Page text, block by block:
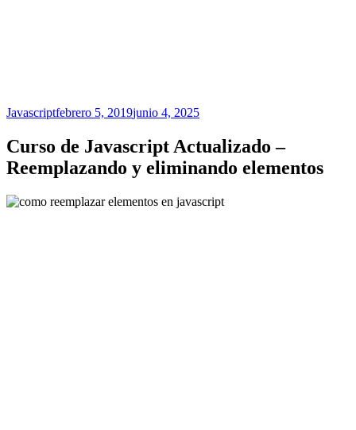
Javascriptfebrero 5, 2019junio 4, 2025
Curso de Javascript Actualizado –
Reemplazando y eliminando elementos